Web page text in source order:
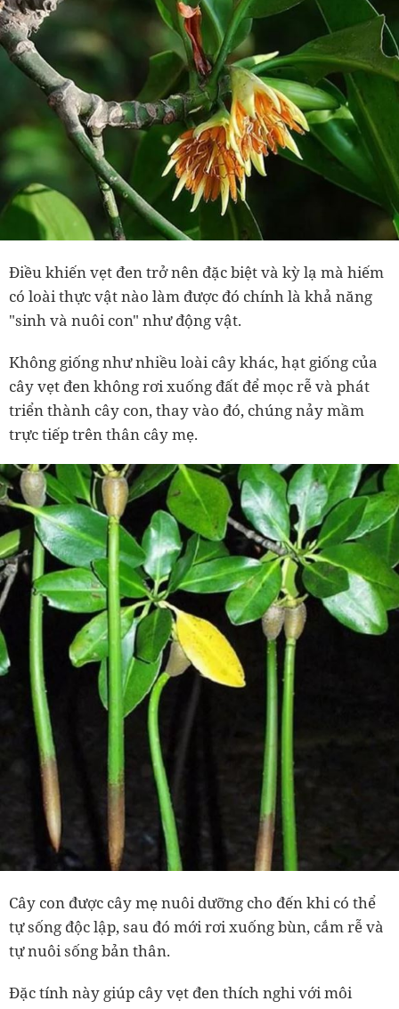
Điều khiến vẹt đen trở nên đặc biệt và kỳ lạ mà hiếm
có loài thực vật nào làm được đó chính là khả năng
"sinh và nuôi con" như động vật.
Không giống như nhiều loài cây khác, hạt giống của
cây vẹt đen không rơi xuống đất để mọc rễ và phát
triển thành cây con, thay vào đó, chúng nảy mầm
trực tiếp trên thân cây mẹ.
Cây con được cây mẹ nuôi dưỡng cho đến khi có thể
tự sống độc lập, sau đó mới rơi xuống bùn, cắm rễ và
tự nuôi sống bản thân.
Đặc tính này giúp cây vẹt đen thích nghi với môi